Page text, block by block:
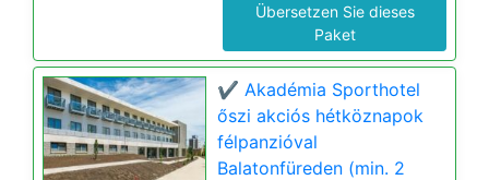
Übersetzen Sie dieses
Paket
✔️ Akadémia Sporthotel
őszi akciós hétköznapok
félpanzióval
Balatonfüreden (min. 2